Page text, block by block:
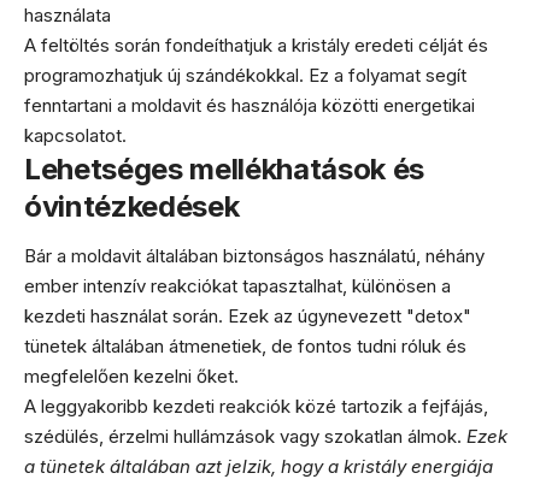
használata
A feltöltés során fondeíthatjuk a kristály eredeti célját és
programozhatjuk új szándékokkal. Ez a folyamat segít
fenntartani a moldavit és használója közötti energetikai
kapcsolatot.
Lehetséges mellékhatások és
óvintézkedések
Bár a moldavit általában biztonságos használatú, néhány
ember intenzív reakciókat tapasztalhat, különösen a
kezdeti használat során. Ezek az úgynevezett "detox"
tünetek általában átmenetiek, de fontos tudni róluk és
megfelelően kezelni őket.
A leggyakoribb kezdeti reakciók közé tartozik a fejfájás,
szédülés, érzelmi hullámzások vagy szokatlan álmok. Ezek
a tünetek általában azt jelzik, hogy a kristály energiája